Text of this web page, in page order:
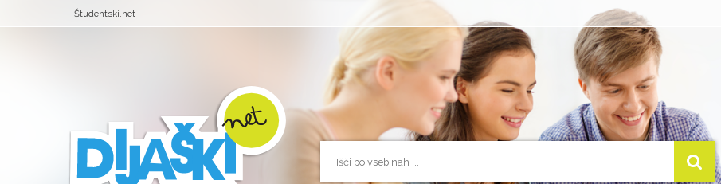
Študentski.net